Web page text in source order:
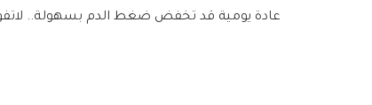
عادة يومية قد تخفض ضغط الدم بسهولة..